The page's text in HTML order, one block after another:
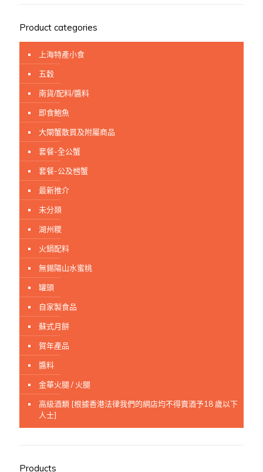
Product categories
上海特產小食
五穀
南貨/配料/醬料
即食鮑魚
大閘蟹散買及附屬商品
套餐-全公蟹
套餐-公及乸蟹
最新推介
未分顃
湖州糭
火鍋配料
無錫陽山水蜜桃
罐頭
自家製食品
蘇式月餅
賀年產品
醬料
金華火腿 / 火腿
高級酒類 [根據香港法律我們的網店均不得賣酒予18 歲以下
人士]
Products